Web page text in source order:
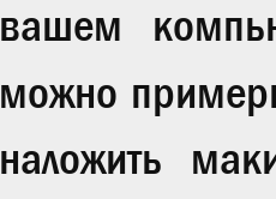
вашем
можно
наложить